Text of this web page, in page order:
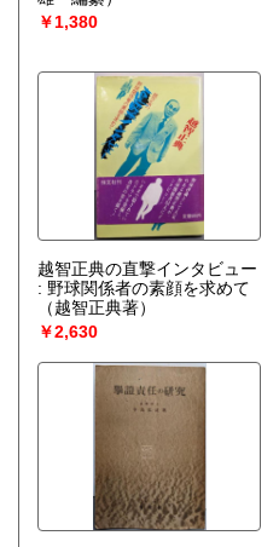
￥1,380
越智正典の直撃インタビュー
: 野球関係者の素顔を求めて
（越智正典著）
￥2,630